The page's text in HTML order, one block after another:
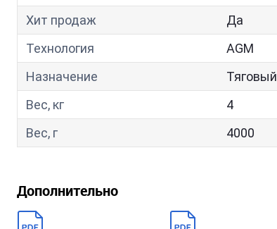
Хит продаж
Да
Технология
AGM
Назначение
Тяговый
Вес, кг
4
Вес, г
4000
Дополнительно